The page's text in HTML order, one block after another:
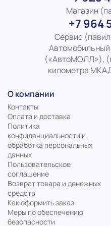
Магазин
+7 964
Сервис
(«АвтоМОЛЛ»),
километра
О компании
Контакты
Оплата и доставка
Политика
конфиденциальности и
обработка персональных
данных
Пользовательское
соглашение
Возврат товара и денежных
средств
Как оформить заказ
Меры по обеспечению
безопасности